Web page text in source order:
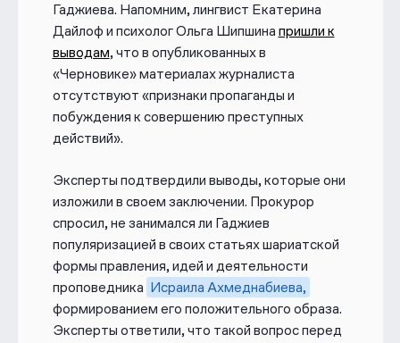
по этому делу Кемал Тамбиев — как
он заявил, под пытками.
14 апреля 2020 года против Гаджиева
участии в экстремистской
организации (ч. 2 ст. 282.2).
Гаджиева. Напомним, лингвист Екатерина
Дайлоф и психолог Ольга Шипшина пришли к
выводам, что в опубликованных в
«Черновике» материалах журналиста
отсутствуют «признаки пропаганды и
побуждения к совершению преступных
действий».
Эксперты подтвердили выводы, которые они
изложили в своем заключении. Прокурор
спросил, не занимался ли Гаджиев
популяризацией в своих статьях шариатской
формы правления, идей и деятельности
проповедника Исраила Ахмеднабиева,
формированием его положительного образа.
Эксперты ответили, что такой вопрос перед